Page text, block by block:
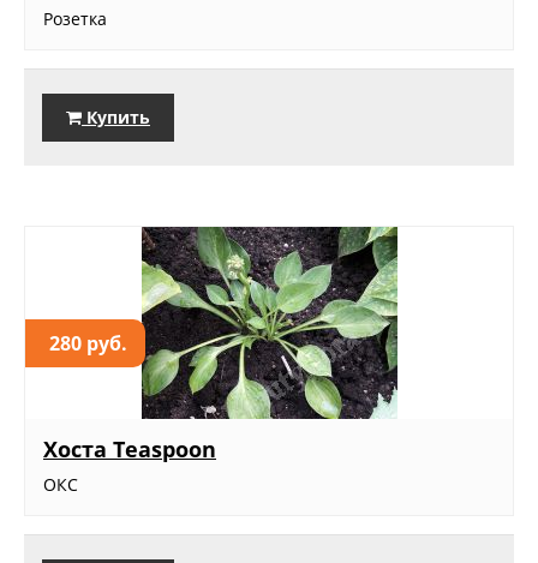
Розетка
Купить
280 руб.
Хоста Teaspoon
ОКС